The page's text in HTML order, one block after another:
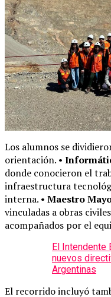
Los alumnos se
orientación. •
donde conocieron el
infraestructura
interna. • Maestro
vinculadas a obras
acompañados por el
El Intendente
nuevos
Argentinas
El recorrido incluyó